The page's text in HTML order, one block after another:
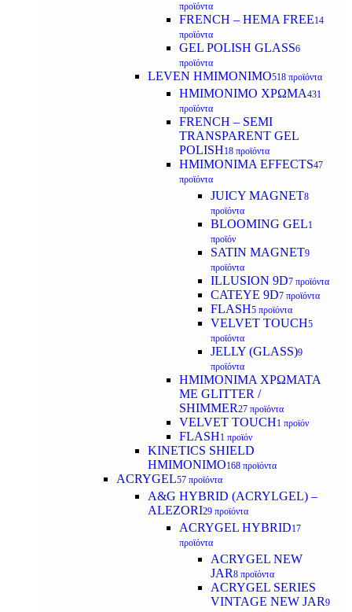
προϊόντα
FRENCH – HEMA FREE14
προϊόντα
GEL POLISH GLASS6
προϊόντα
LEVEN ΗΜΙΜΟΝΙΜΟ518 προϊόντα
ΗΜΙΜΟΝΙΜΟ ΧΡΩΜΑ431
προϊόντα
FRENCH – SEMI
TRANSPARENT GEL
POLISH18 προϊόντα
HMIMONIMA EFFECTS47
προϊόντα
JUICY MAGNET8
προϊόντα
BLOOMING GEL1
προϊόν
SATIN MAGNET9
προϊόντα
ILLUSION 9D7 προϊόντα
CATEYE 9D7 προϊόντα
FLASH5 προϊόντα
VELVET TOUCH5
προϊόντα
JELLY (GLASS)9
προϊόντα
ΗΜΙΜΟΝΙΜA ΧΡΩΜΑΤΑ
ΜΕ GLITTER /
SHIMMER27 προϊόντα
VELVET TOUCH1 προϊόν
FLASH1 προϊόν
KINETICS SHIELD
ΗΜΙΜΟΝΙΜΟ168 προϊόντα
ACRYGEL57 προϊόντα
A&G HYBRID (ACRYLGEL) –
ALEZORI29 προϊόντα
ACRYGEL HYBRID17
προϊόντα
ACRYGEL NEW
JAR8 προϊόντα
ACRYGEL SERIES
VINTAGE NEW JAR9